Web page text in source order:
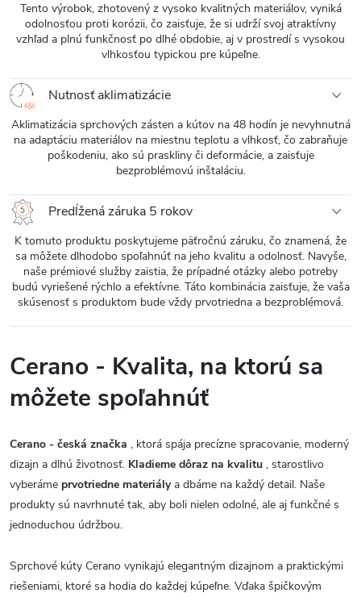
Tento výrobok, zhotovený z vysoko kvalitných materiálov, vyniká
odolnosťou proti korózii, čo zaisťuje, že si udrží svoj atraktívny
vzhľad a plnú funkčnosť po dlhé obdobie, aj v prostredí s vysokou
vlhkosťou typickou pre kúpeľne.
Nutnosť aklimatizácie
Aklimatizácia sprchových zásten a kútov na 48 hodín je nevyhnutná
na adaptáciu materiálov na miestnu teplotu a vlhkosť, čo zabraňuje
poškodeniu, ako sú praskliny či deformácie, a zaisťuje
bezproblémovú inštaláciu.
Predĺžená záruka 5 rokov
K tomuto produktu poskytujeme päťročnú záruku, čo znamená, že
sa môžete dlhodobo spoľahnúť na jeho kvalitu a odolnosť. Navyše,
naše prémiové služby zaistia, že prípadné otázky alebo potreby
budú vyriešené rýchlo a efektívne. Táto kombinácia zaisťuje, že vaša
skúsenosť s produktom bude vždy prvotriedna a bezproblémová.
Cerano - Kvalita, na ktorú sa
môžete spoľahnúť
Cerano - česká značka , ktorá spája precízne spracovanie, moderný
dizajn a dlhú životnosť. Kladieme dôraz na kvalitu , starostlivo
vyberáme prvotriedne materiálya dbáme na každý detail. Naše
produkty sú navrhnuté tak, aby boli nielen odolné, ale aj funkčné s
jednoduchou údržbou.
Sprchové kúty Cerano vynikajú elegantným dizajnom a praktickými
riešeniami, ktoré sa hodia do každej kúpeľne. Vďaka špičkovým